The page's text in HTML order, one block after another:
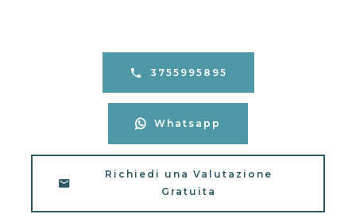
3755995895
Whatsapp
Richiedi una Valutazione
Gratuita